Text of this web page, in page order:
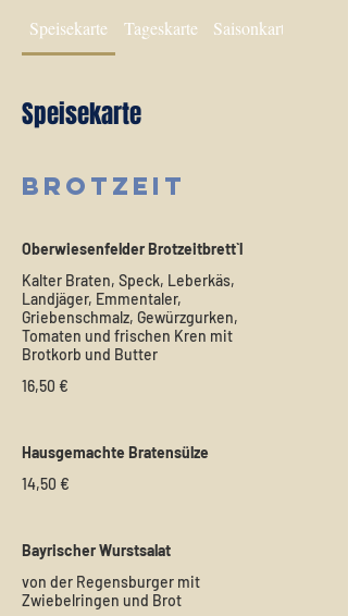
Speisekarte Tageskarte Saisonkarte
Speisekarte
Brotzeit
Oberwiesenfelder Brotzeitbrett`l
Kalter Braten, Speck, Leberkäs,
Landjäger, Emmentaler,
Griebenschmalz, Gewürzgurken,
Tomaten und frischen Kren mit
Brotkorb und Butter
16,50 €
Hausgemachte Bratensülze
14,50 €
Bayrischer Wurstsalat
von der Regensburger mit
Zwiebelringen und Brot